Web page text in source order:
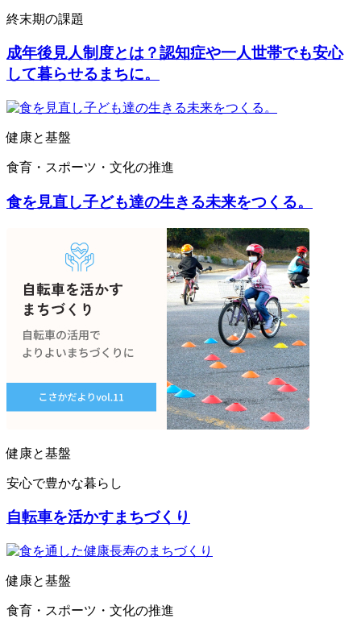
終末期の課題
成年後見人制度とは？認知症や一人世帯でも安心
して暮らせるまちに。
健康と基盤
食育・スポーツ・文化の推進
食を見直し子ども達の生きる未来をつくる。
健康と基盤
安心で豊かな暮らし
自転車を活かすまちづくり
健康と基盤
食育・スポーツ・文化の推進